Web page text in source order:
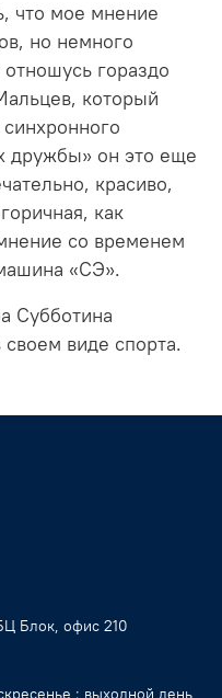
что мое мнение
но немного
гораздо
который
дружбы» он это еще
красиво,
как
со временем
«СЭ».
Субботина
виде спорта.
Блок, офис 210
: выходной день